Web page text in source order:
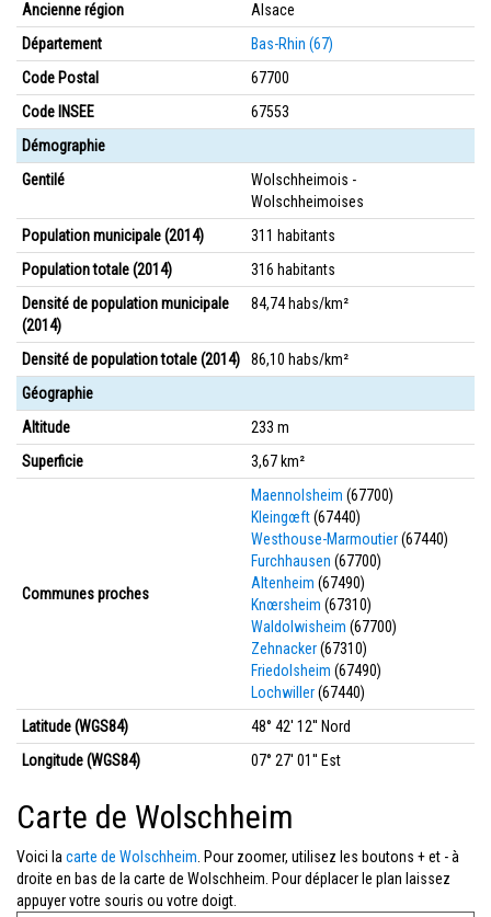
Ancienne région
Alsace
Département
Bas-Rhin (67)
Code Postal
67700
Code INSEE
67553
Démographie
Gentilé
Wolschheimois -
Wolschheimoises
Population municipale (2014)
311 habitants
Population totale (2014)
316 habitants
Densité de population municipale
(2014)
84,74 habs/km²
Densité de population totale (2014)
86,10 habs/km²
Géographie
Altitude
233 m
Superficie
3,67 km²
Communes proches
Maennolsheim (67700)
Kleingœft(67440)
Westhouse-Marmoutier(67440)
Furchhausen (67700)
Altenheim (67490)
Knœrsheim (67310)
Waldolwisheim (67700)
Zehnacker(67310)
Friedolsheim (67490)
Lochwiller(67440)
Latitude (WGS84)
48° 42' 12'' Nord
Longitude (WGS84)
07° 27' 01'' Est
Carte de Wolschheim
Voici la carte de Wolschheim . Pour zoomer, utilisez les boutons + et - à
droite en bas de la carte de Wolschheim. Pour déplacer le plan laissez
appuyer votre souris ou votre doigt.